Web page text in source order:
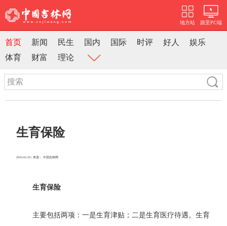
地方站 跳至PC端
首页 新闻 民生 国内 国际 时评 好人
娱乐
体育
财富 理论
生育保险
2016-02-29 | 来源： 中国吉林网
生育保险
主要包括两项：一是生育津贴；二是生育医疗待遇。生育